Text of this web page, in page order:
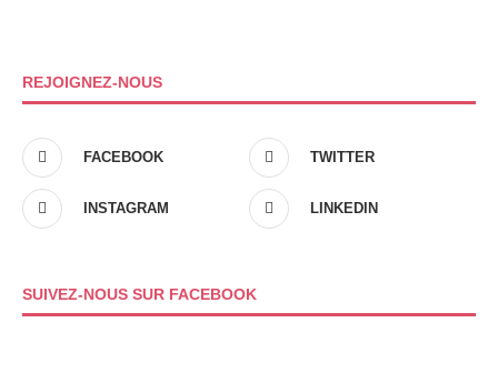
REJOIGNEZ-NOUS
FACEBOOK TWITTER
INSTAGRAM LINKEDIN
SUIVEZ-NOUS SUR FACEBOOK